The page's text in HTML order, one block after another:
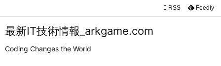
最新IT技術情報_arkgame.com
Coding Changes the World

 RSS Feedly